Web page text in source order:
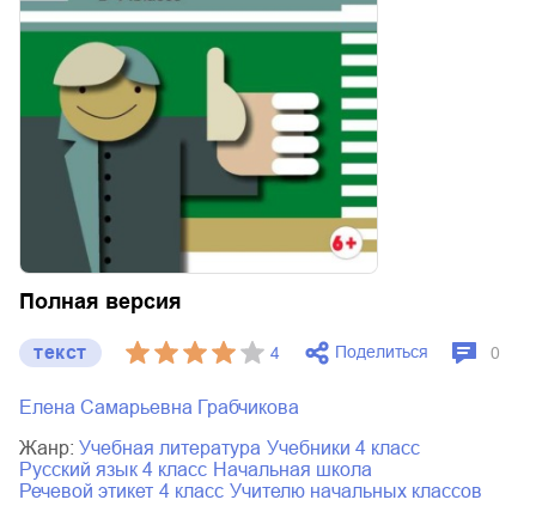
Полная версия
текст 4 Поделиться 0
Елена Самарьевна Грабчикова
Жанр:
учебная литература
учебники 4 класс
русский язык 4 класс
начальная школа
речевой этикет
4 класс
учителю начальных классов